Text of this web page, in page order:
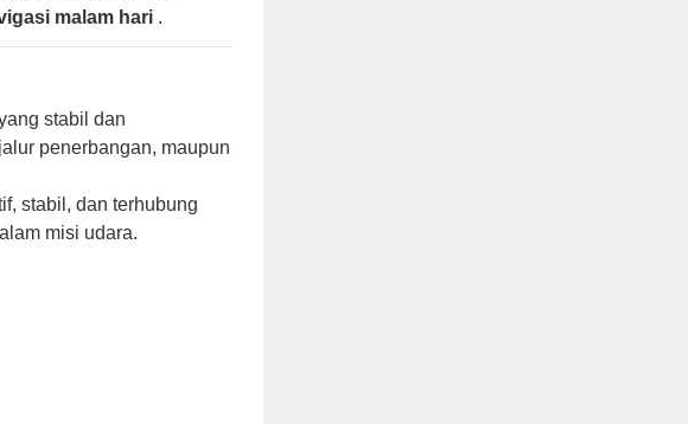
malam hari.
stabil dan
penerbangan, maupun
stabil, dan terhubung
misi udara.